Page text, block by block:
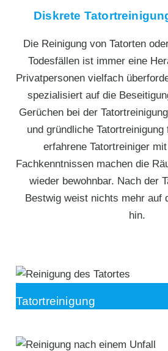
Diskrete
Die Reinigung von Tatorten
Todesfällen ist immer eine
Privatpersonen vielfach
spezialisiert auf die
Gerüchen bei der
und gründliche
erfahrene Tatortreiniger
Fachkenntnissen machen die
wieder bewohnbar. Nach der
Bestwig weist nichts mehr auf
hin.
Tatortreinigung